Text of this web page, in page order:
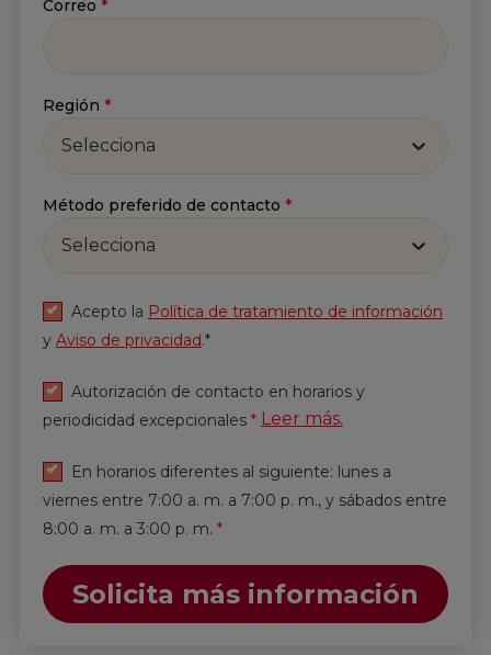
Correo *
Región *
Selecciona
Método preferido de contacto *
Selecciona
Acepto la Política de tratamiento de información
y Aviso de privacidad.*
Autorización de contacto en horarios y
periodicidad excepcionales * Leer más.
En horarios diferentes al siguiente: lunes a
viernes entre 7:00 a. m. a 7:00 p. m., y sábados entre
8:00 a. m. a 3:00 p. m. *
Solicita más información